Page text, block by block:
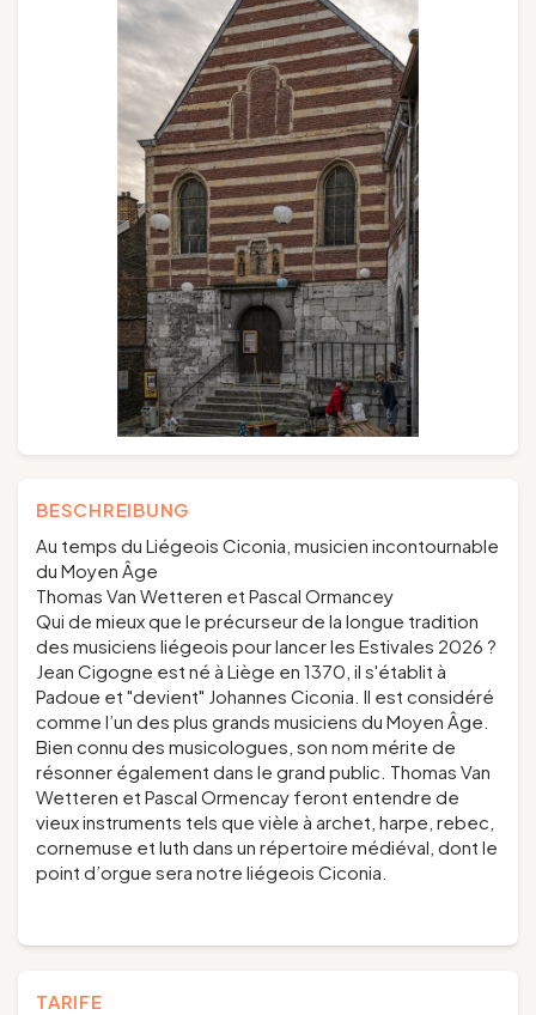
DE
BESCHREIBUNG
Au temps du Liégeois Ciconia , musicien incontournable
du Moyen Âge
Thomas Van Wetteren et Pascal Ormancey
Qui de mieux que le précurseur de la longue tradition
des musiciens liégeois pour lancer les Estivales 2026 ?
Jean Cigogne est né à Liège en 1370, il s'établit à
Padoue et "devient" Johannes Ciconia. Il est considéré
comme l’un des plus grands musiciens du Moyen Âge.
Bien connu des musicologues, son nom mérite de
résonner également dans le grand public. Thomas Van
Wetteren et Pascal Ormencay feront entendre de
vieux instruments tels que vièle à archet, harpe, rebec,
cornemuse et luth dans un répertoire médiéval, dont le
point d’orgue sera notre liégeois Ciconia.
TARIFE